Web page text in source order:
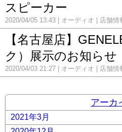
スピーカー
2020/04/05 13:43 オーディオ 店舗情
【名古屋店】
ク）展示のお知らせ
2020/04/03 21:27 オーディオ 店舗情
アーカ
2021年3月